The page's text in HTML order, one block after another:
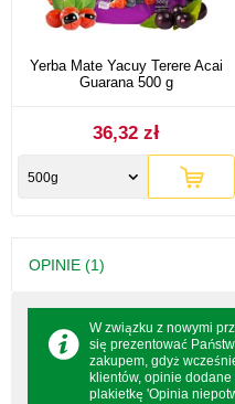
Yerba Mate Yacuy Terere Acai
Guarana 500 g
36,32 zł
500g
OPINIE (1)
W związku z nowymi
się prezentować
zakupem, gdyż
klientów, opinie
plakietkę 'Opinia